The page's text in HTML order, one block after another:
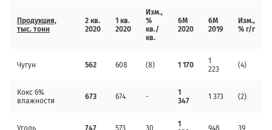
Продукция,
тыс. тонн
2 кв.
2020
1 кв.
2020
Изм.,
%
кв./
кв.
6М
2020
6М
2019
Изм.,
% г/г
Чугун 562 608 (8) 1 170
1
223
(4)
Кокс 6%
влажности
673 674 -
1
347
1 373 (2)
Уголь 747 573 30
1
948 39